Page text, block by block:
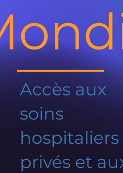
Accès aux
soins
hospitaliers
privés et